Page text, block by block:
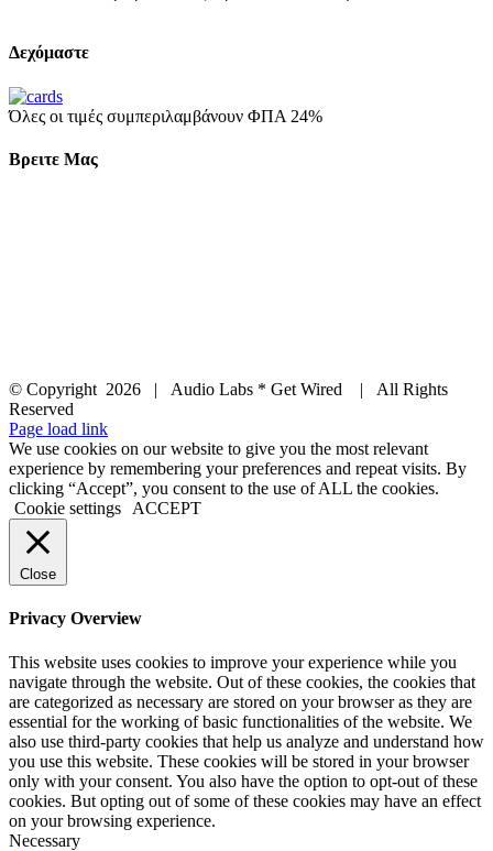
Δεχόμαστε
Όλες οι τιμές συμπεριλαμβάνουν ΦΠΑ 24%
Βρειτε Μας
© Copyright 2026 | Audio Labs * Get Wired | All Rights
Reserved
Facebook
Instagram
YouTube
LinkedIn
X
Page load link
We use cookies on our website to give you the most relevant
experience by remembering your preferences and repeat visits. By
clicking “Accept”, you consent to the use of ALL the cookies.
Cookie settings
ACCEPT
Close
Privacy Overview
This website uses cookies to improve your experience while you
navigate through the website. Out of these cookies, the cookies that
are categorized as necessary are stored on your browser as they are
essential for the working of basic functionalities of the website. We
also use third-party cookies that help us analyze and understand how
you use this website. These cookies will be stored in your browser
only with your consent. You also have the option to opt-out of these
cookies. But opting out of some of these cookies may have an effect
on your browsing experience.
Necessary